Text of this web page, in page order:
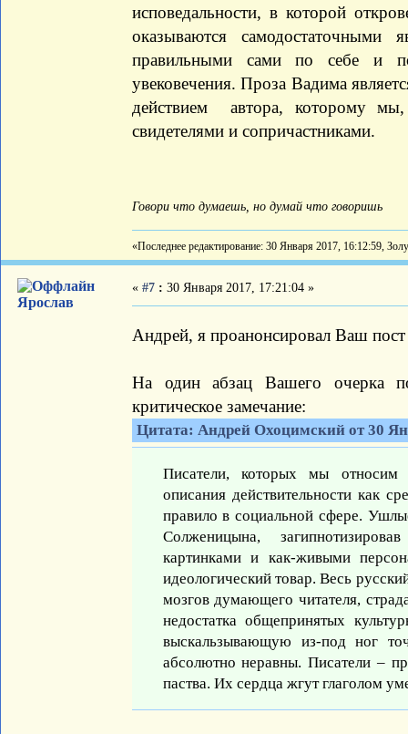
исповедальности, в которой
оказываются
правильными сами по себе и
увековечения. Проза Вадима
действием автора, которому мы,
свидетелями и сопричастниками.
Говори что думаешь, но думай что говоришь
«Последнее редактирование: 30 Января 2017, 16:12:59,
Ярослав
« #7 : 30 Января 2017, 17:21:04 »
Андрей, я проанонсировал Ваш
На один абзац Вашего очерка
критическое замечание:
Цитата: Андрей Охоцимский от 30
Писатели, которых мы относим
описания действительности как
правило в социальной сфере.
Солженицына,
картинками и как-живыми
идеологический товар. Весь
мозгов думающего читателя,
недостатка общепринятых
выскальзывающую из-под ног
абсолютно неравны. Писатели –
паства. Их сердца жгут глаголом